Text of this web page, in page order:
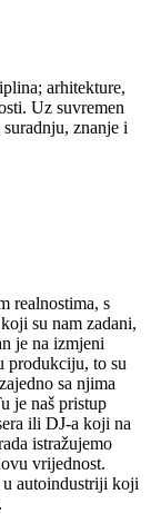
arhitekture,
Uz suvremen
znanje i
realnostima, s
su nam zadani,
je na izmjeni
produkciju, to su
sa njima
je naš pristup
ili DJ-a koji na
istražujemo
vrijednost.
autoindustriji koji